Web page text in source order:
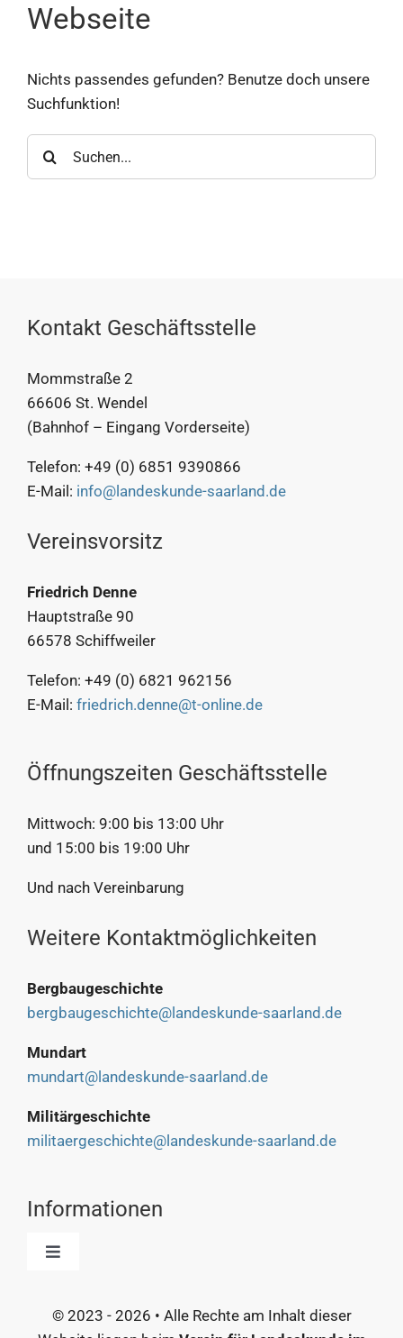
Webseite
Nichts passendes gefunden? Benutze doch unsere
Suchfunktion!
nach:
Kontakt Geschäftsstelle
Mommstraße 2
66606 St. Wendel
(Bahnhof – Eingang Vorderseite)
Telefon: +49 (0) 6851 9390866
E-Mail: info@landeskunde-saarland.de
Vereinsvorsitz
Friedrich Denne
Hauptstraße 90
66578 Schiffweiler
Telefon: +49 (0) 6821 962156
E-Mail: friedrich.denne@t-online.de
Öffnungszeiten Geschäftsstelle
Mittwoch: 9:00 bis 13:00 Uhr
und 15:00 bis 19:00 Uhr
Und nach Vereinbarung
Weitere Kontaktmöglichkeiten
Bergbaugeschichte
bergbaugeschichte@landeskunde-saarland.de
Mundart
mundart@landeskunde-saarland.de
Militärgeschichte
militaergeschichte@landeskunde-saarland.de
Informationen
Toggle
© 2023 - 2026 • Alle Rechte am Inhalt dieser